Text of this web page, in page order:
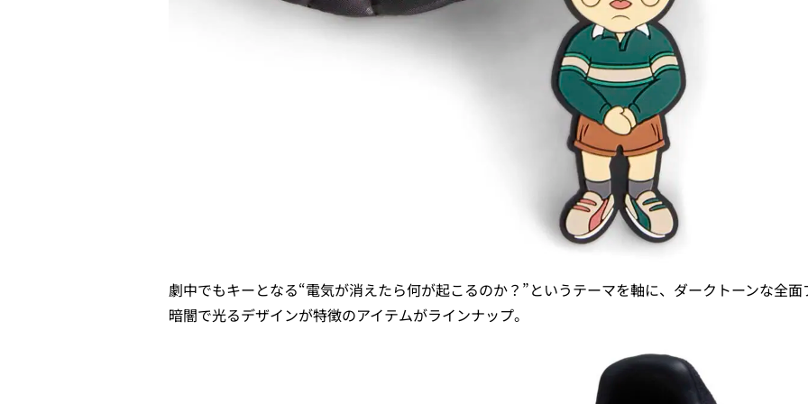
劇中でもキーとなる“電気が消えたら何が起こるのか？”というテーマを軸に、ダークトーンな全面
暗闇で光るデザインが特徴のアイテムがラインナップ。